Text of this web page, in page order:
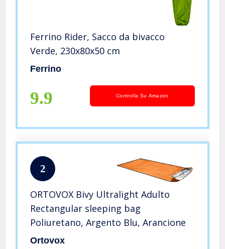
Ferrino Rider, Sacco da bivacco
Verde, 230x80x50 cm
Ferrino
9.9 Controlla Su Amazon
2
ORTOVOX Bivy Ultralight Adulto
Rectangular sleeping bag
Poliuretano, Argento Blu, Arancione
Ortovox